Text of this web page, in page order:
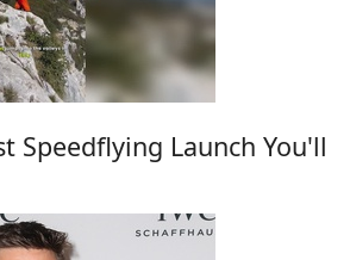
Speedflying Launch You'll